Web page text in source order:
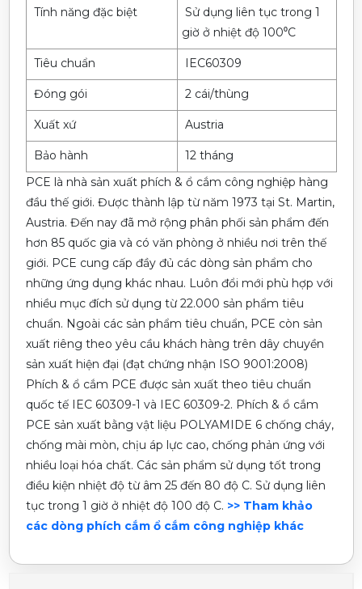
Tính năng đặc biệt
Sử dụng liên tục trong 1
giờ ở nhiệt độ 100⁰C
Tiêu chuẩn IEC60309
Đóng gói 2 cái/thùng
Xuất xứ Austria
Bảo hành
12 tháng
PCE là nhà sản xuất phích & ổ cắm công nghiệp hàng
đầu thế giới. Được thành lập từ năm 1973 tại St. Martin,
Austria. Đến nay đã mở rộng phân phối sản phẩm đến
hơn 85 quốc gia và có văn phòng ở nhiều nơi trên thế
giới. PCE cung cấp đầy đủ các dòng sản phẩm cho
những ứng dụng khác nhau. Luôn đổi mới phù hợp với
nhiều mục đích sử dụng từ 22.000 sản phẩm tiêu
chuẩn. Ngoài các sản phẩm tiêu chuẩn, PCE còn sản
xuất riêng theo yêu cầu khách hàng trên dây chuyền
sản xuất hiện đại (đạt chứng nhận ISO 9001:2008)
Phích & ổ cắm PCE được sản xuất theo tiêu chuẩn
quốc tế IEC 60309-1 và IEC 60309-2. Phích & ổ cắm
PCE sản xuất bằng vật liệu POLYAMIDE 6 chống cháy,
chống mài mòn, chịu áp lực cao, chống phản ứng với
nhiều loại hóa chất. Các sản phẩm sử dụng tốt trong
điều kiện nhiệt độ từ âm 25 đến 80 độ C. Sử dụng liên
tục trong 1 giờ ở nhiệt độ 100 độ C. >> Tham khảo
các dòng phích cắm ổ cắm công nghiệp khác